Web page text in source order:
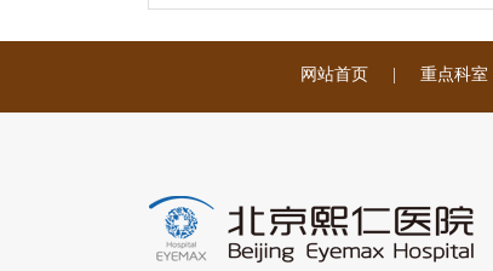
网站首页 | 重点科室